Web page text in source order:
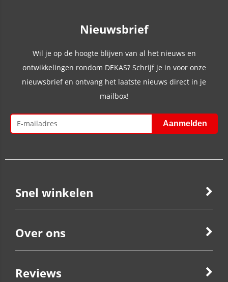
Nieuwsbrief
Wil je op de hoogte blijven van al het nieuws en
ontwikkelingen rondom DEKAS? Schrijf je in voor onze
nieuwsbrief en ontvang het laatste nieuws direct in je
mailbox!
Snel winkelen
Over ons
Reviews